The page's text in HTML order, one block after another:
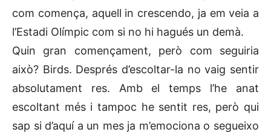
com comença, aquell in crescendo, ja em veia a
l’Estadi Olímpic com si no hi hagués un demà.
Quin gran començament, però com seguiria
això? Birds. Després d’escoltar-la no vaig sentir
absolutament res. Amb el temps l’he anat
escoltant més i tampoc he sentit res, però qui
sap si d’aquí a un mes ja m’emociona o segueixo